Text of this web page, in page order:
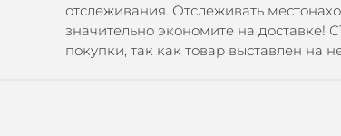
отслеживания. Отслеживать
значительно экономите на
покупки, так как товар выставлен на